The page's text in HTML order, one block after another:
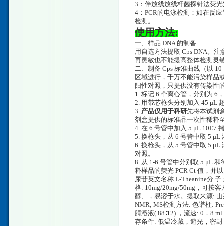
3：伴放线放线杆菌探针法荧
4：PCR的电泳检测：如在反
检测。
使用方法:
一、样品 DNA 的制备
用自选方法提取 Cps DNA。
再灵敏也不能提高整体检测灵
二、制备 Cps 标准曲线（以
区域进行，千万不能污染样品
阳性对照，只提供没有传染性
1. 标记 6 个离心管，分别为 6
2. 用带芯枪头分别加入 45 μL
3. 产品仅用于科研先将本试剂
剂盒提供的标准品一次性稀释
4. 在 6 号管中加入 5 μL 10E7
5. 换枪头，从 6 号管中取 5 μL
6. 换枪头，从 5 号管中取 5
对照。
8. 从 1-6 号管中分别取 5 μL
释样品的荧光 PCR Ct 值，并
尿苷英文名称 L-Theanine分
格: 10mg/20mg/50mg，可按
醇、，易溶于水。提取来源:
NMR; MS检测方法: 色谱柱:
腈溶液( 88∶12) ，流速: 0．8
存条件: 低温冷藏，避光，密